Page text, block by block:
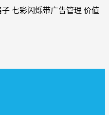
七彩闪烁带广告管理 价值